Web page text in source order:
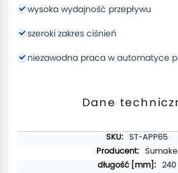
wysoka wydajność przepływu
szeroki zakres ciśnień
niezawodna praca w automatyce
Dane
ST-APP65
Sumake
240